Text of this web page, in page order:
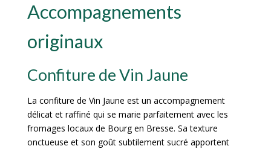
Accompagnements
originaux
Confiture de Vin Jaune
La confiture de Vin Jaune est un accompagnement
délicat et raffiné qui se marie parfaitement avec les
fromages locaux de Bourg en Bresse. Sa texture
onctueuse et son goût subtilement sucré apportent